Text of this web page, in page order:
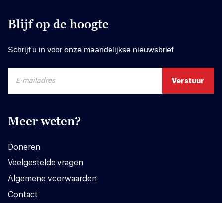
Blijf op de hoogte
Schrijf u in voor onze maandelijkse nieuwsbrief
Meer weten?
Doneren
Veelgestelde vragen
Algemene voorwaarden
Contact